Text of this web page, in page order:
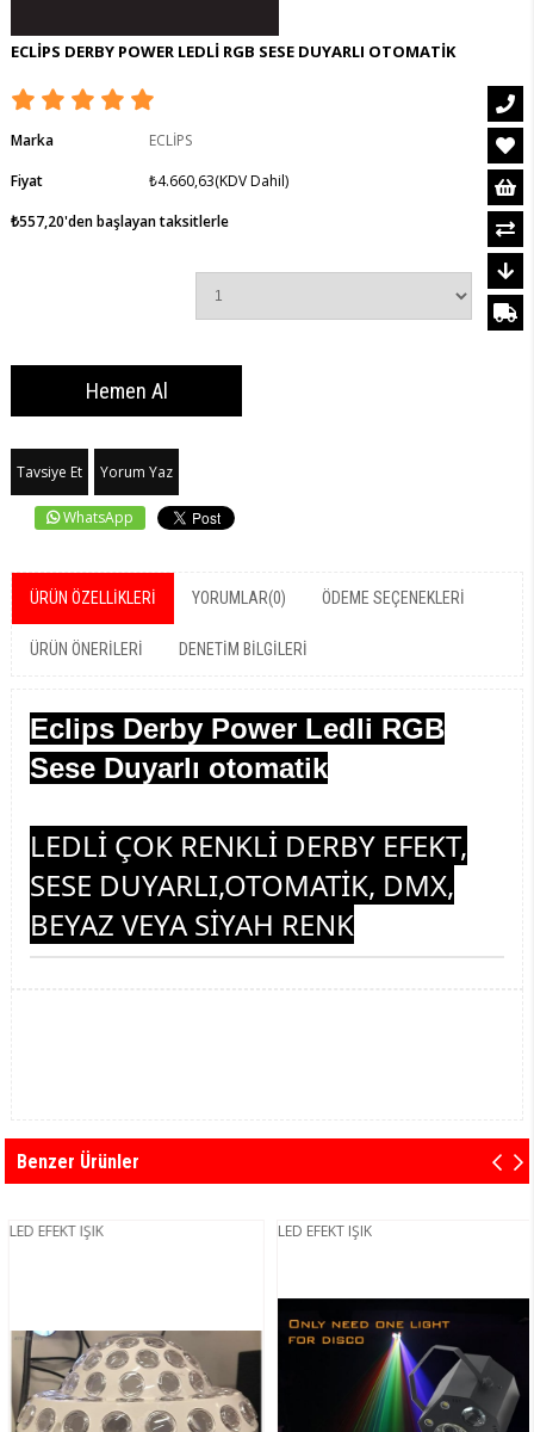
ECLİPS DERBY POWER LEDLİ RGB SESE DUYARLI OTOMATİK
Marka
ECLİPS
Fiyat
₺4.660,63(KDV Dahil)
₺557,20'den başlayan taksitlerle
Tavsiye Et Yorum Yaz
WhatsApp
ÜRÜN ÖZELLIKLERI YORUMLAR(0) ÖDEME SEÇENEKLERI
ÜRÜN ÖNERILERI DENETIM BILGILERI
Eclips Derby Power Ledli RGB
Sese Duyarlı otomatik
LEDLİ ÇOK RENKLİ DERBY EFEKT,
SESE DUYARLI,OTOMATİK, DMX,
BEYAZ VEYA SİYAH RENK
Benzer Ürünler
LED EFEKT IŞIK LED EFEKT IŞIK